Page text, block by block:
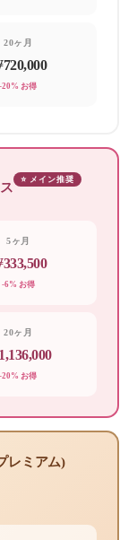
20ヶ月
-20% お得
⭐ メイン推奨
5ヶ月
-6% お得
20ヶ月
-20% お得
レミアム)